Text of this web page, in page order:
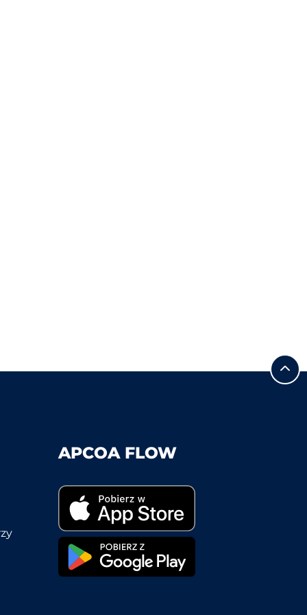
APCOA FLOW